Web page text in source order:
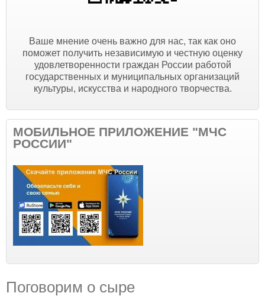
Ваше мнение очень важно для нас, так как оно
поможет получить независимую и честную оценку
удовлетворенности граждан России работой
государственных и муниципальных организаций
культуры, искусства и народного творчества.
МОБИЛЬНОЕ ПРИЛОЖЕНИЕ "МЧС
РОССИИ"
Поговорим о сыре